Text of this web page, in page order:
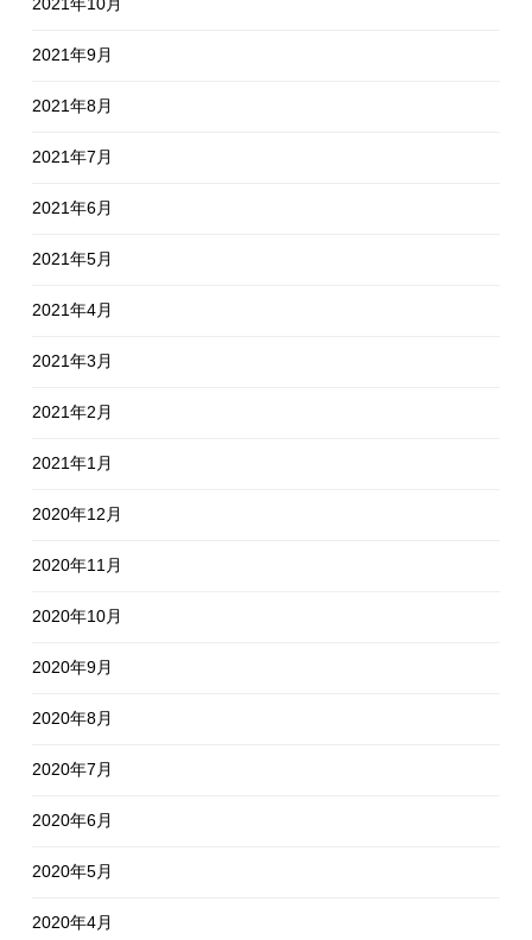
2021年9月
2021年8月
2021年7月
2021年6月
2021年5月
2021年4月
2021年3月
2021年2月
2021年1月
2020年12月
2020年11月
2020年10月
2020年9月
2020年8月
2020年7月
2020年6月
2020年5月
2020年4月